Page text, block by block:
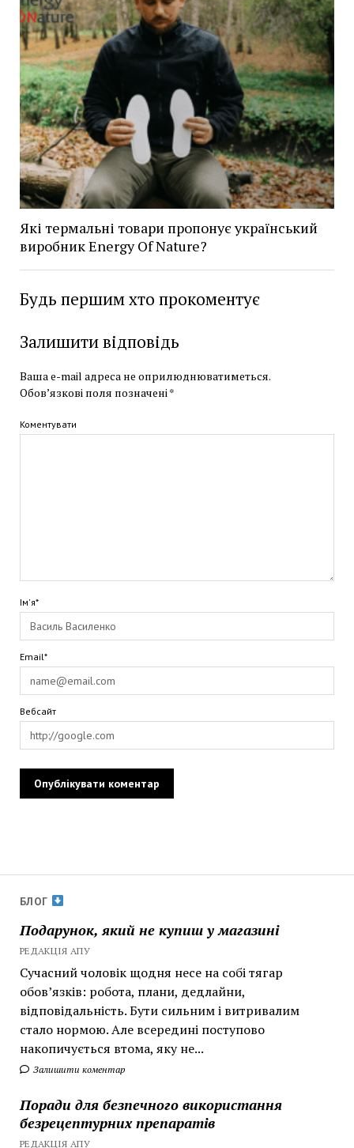
БЛОГ
Подарунок, який не купиш у магазині
РЕДАКЦІЯ АПУ
Сучасний чоловік щодня несе на собі тягар
обов’язків: робота, плани, дедлайни,
відповідальність. Бути сильним і витривалим
стало нормою. Але всередині поступово
накопичується втома, яку не...
Залишити коментар
Поради для безпечного використання
безрецептурних препаратів
РЕДАКЦІЯ АПУ
Які термальні товари пропонує український
виробник Energy Of Nature?
Будь першим хто прокоментує
Залишити відповідь
Ваша e-mail адреса не оприлюднюватиметься.
Обов’язкові поля позначені*
Коментувати
Ім'я*
Email*
Вебсайт